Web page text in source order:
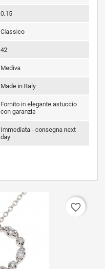
0.15
Classico
42
Mediva
Made in Italy
Fornito in elegante astuccio
con garanzia
Immediata - consegna next
day
favorite_border